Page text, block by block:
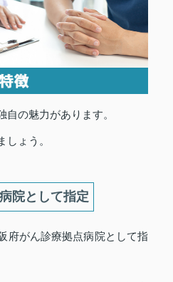
の魅力があります。
しょう。
院として指定
府がん診療拠点病院として指